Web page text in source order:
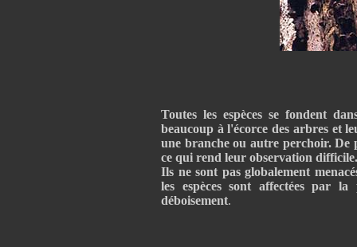
Toutes les espèces se fondent
beaucoup à l'écorce des arbres et
une branche ou autre perchoir. De
ce qui rend leur observation difficile.
Ils ne sont pas globalement
les espèces sont affectées par
déboisement.